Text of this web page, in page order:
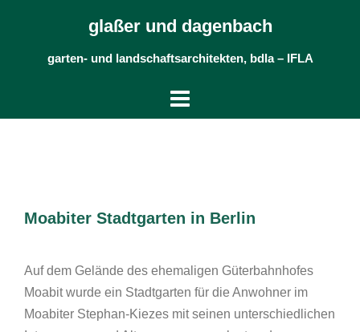
glaßer und dagenbach
garten- und landschaftsarchitekten, bdla – IFLA
Moabiter Stadtgarten in Berlin
Auf dem Gelände des ehemaligen Güterbahnhofes
Moabit wurde ein Stadtgarten für die Anwohner im
Moabiter Stephan-Kiezes mit seinen unterschiedlichen